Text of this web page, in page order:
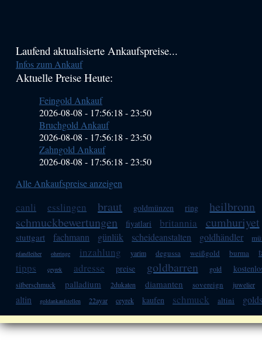
Haupt-
Sidebar
Laufend aktualisierte Ankaufspreise...
Infos zum Ankauf
Aktuelle Preise Heute:
Feingold Ankauf
2026-08-08 - 17:56:18 -23:50
Bruchgold Ankauf
2026-08-08 - 17:56:18 -23:50
Zahngold Ankauf
2026-08-08 - 17:56:18 -23:50
Alle Ankaufspreise anzeigen
canli esslingen braut goldmünzen ring
heilbronn
schmuckbewertungen
fiyatlari britannia cumhuriyet
stuttgart fachmann günlük scheideanstalten goldhändler
pfandleiher ohrringe inzahlung yarim degussa weißgold burma
tipps çeyrek adresse preise goldbarren gold
silberschmuck palladium 2dukaten diamanten sovereign juwelier
altin goldankaufstellen 22ayar ceyrek kaufen schmuck altini